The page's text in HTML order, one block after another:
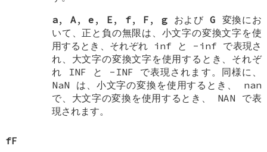
a, A,e , E , f, F , gおよびG 変換にお
いて、正と負の無限は、小文字の変換文字を使
用するとき、それぞれ inf と -inf で表現さ
れ、大文字の変換文字を使用するとき、それぞ
れ INF と -INF で表現されます。同様に、
NaN は、小文字の変換を使用するとき、 nan
で、大文字の変換を使用するとき、 NAN で表
現されます。
fF